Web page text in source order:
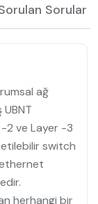
Sorular
ağ
UBNT
2 ve Layer -3
switch
herhangi bir